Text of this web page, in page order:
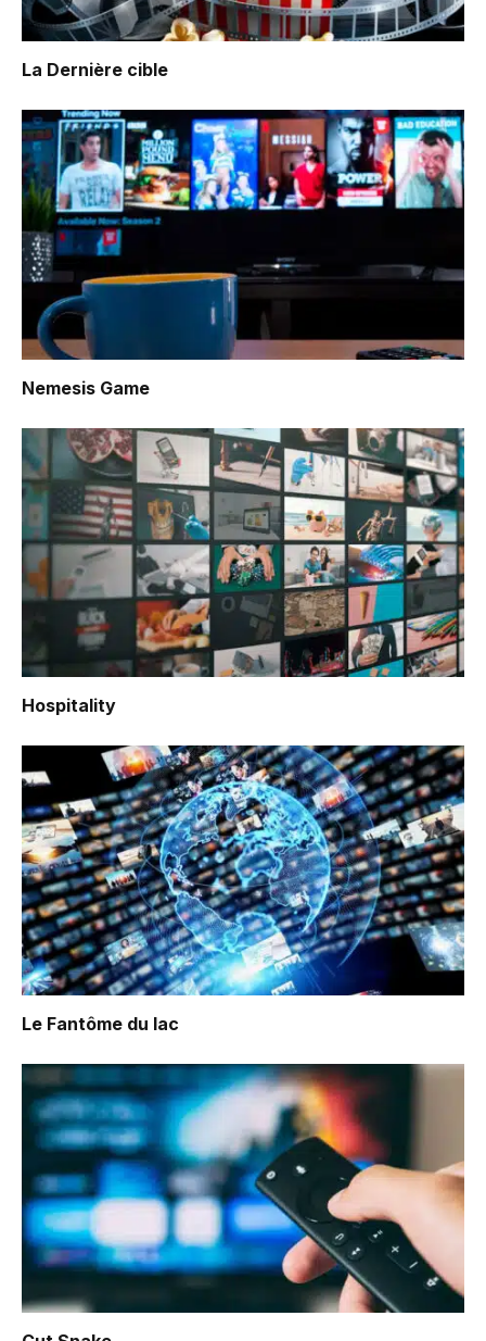
La Dernière cible
Nemesis Game
Hospitality
Le Fantôme du lac